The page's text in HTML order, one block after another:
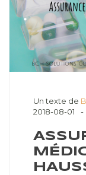
Un texte de
2018-08-01